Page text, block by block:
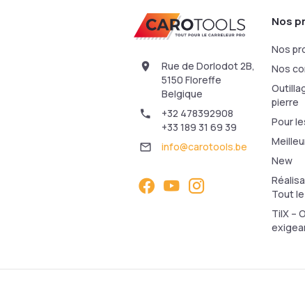
TILX dust drill Gabarit de percement
66,49 €
1)
Ajouter au panier
60,26 €
Rue de Dorlodot 2B,
5150 Floreffe
Belgique
+32 478392908
+33 189 31 69 39
info@carotools.be
Nos
Nos
Nos
pierre
Pour
New
Tout
TilX –